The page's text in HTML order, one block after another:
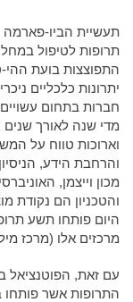
תעשיית הביו-פארמה
תרופות לטיפול
יתרונות כלכליים
חברות בתחום
מדי שנה לאורך שנים
וארוכות טווח על
והרחבת הידע,
מכון וייצמן,
והטכניון הם נקודת
היום פותחו תשע
מרכזים אלו (מרכז מילקן
עם זאת,
התרופות אשר פותחו